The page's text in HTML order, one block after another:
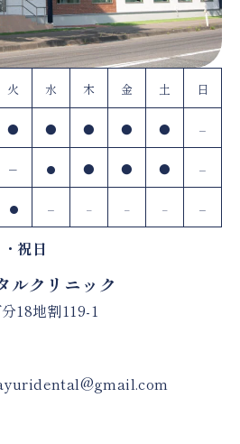
火 水 木 金 土 日
● ● ● ● ● –
– ● ● ● ● –
● – – – – –
祝日
ルクリニック
18地割119-1